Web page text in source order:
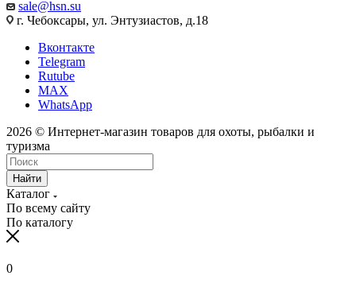
sale@hsn.su
г. Чебоксары, ул. Энтузиастов, д.18
Вконтакте
Telegram
Rutube
MAX
WhatsApp
2026 © Интернет-магазин товаров для охоты, рыбалки и
туризма
Найти
Каталог
По всему сайту
По каталогу
0